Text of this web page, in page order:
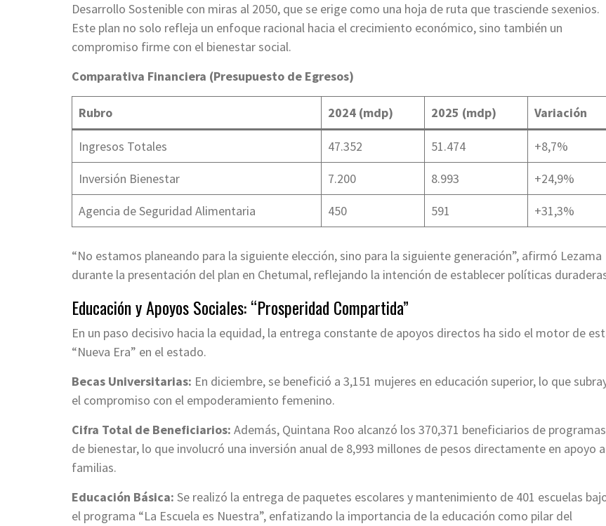
Desarrollo Sostenible con miras al 2050, que se erige como una hoja de ruta que trasciende sexenios.
Este plan no solo refleja un enfoque racional hacia el crecimiento económico, sino también un
compromiso firme con el bienestar social.
Comparativa Financiera (Presupuesto de Egresos)
Rubro 2024 (mdp) 2025 (mdp) Variación
Ingresos Totales 47.352 51.474
+8,7%
Inversión Bienestar
7.200 8.993
+24,9%
Agencia de Seguridad Alimentaria
450 591 +31,3%
“No estamos planeando para la siguiente elección, sino para la siguiente generación”, afirmó Lezama
durante la presentación del plan en Chetumal, reflejando la intención de establecer políticas
Educación y Apoyos Sociales: “Prosperidad Compartida”
En un paso decisivo hacia la equidad, la entrega constante de apoyos directos ha sido el motor de
“Nueva Era” en el estado.
Becas Universitarias: En diciembre, se benefició a 3,151 mujeres en educación superior, lo que
el compromiso con el empoderamiento femenino.
Cifra Total de Beneficiarios: Además, Quintana Roo alcanzó los 370,371 beneficiarios de programas
de bienestar, lo que involucró una inversión anual de 8,993 millones de pesos directamente en apoyo a
familias.
Educación Básica: Se realizó la entrega de paquetes escolares y mantenimiento de 401 escuelas
el programa “La Escuela es Nuestra”, enfatizando la importancia de la educación como pilar del